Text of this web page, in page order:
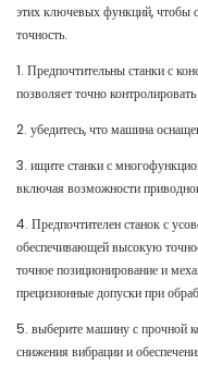
этих ключевых функций, чтобы
точность.
1. Предпочтительны станки с
позволяет точно
2. убедитесь, что машина
3. ищите станки с
включая возможности
4. Предпочтителен станок с
обеспечивающей высокую
точное позиционирование и
прецизионные допуски при
5. выберите машину с прочной
снижения вибрации и